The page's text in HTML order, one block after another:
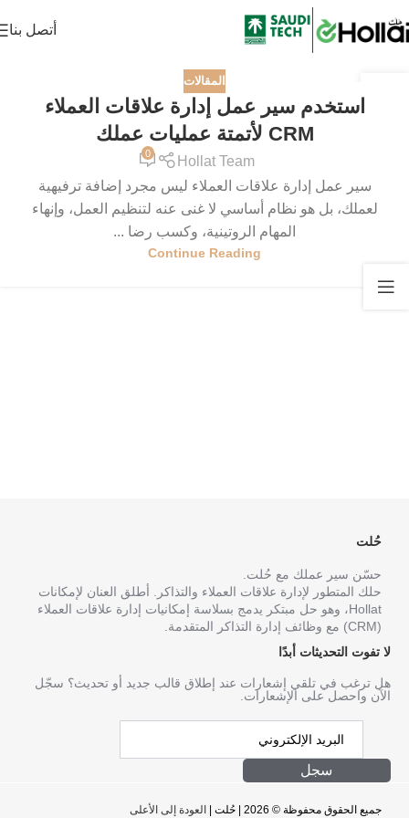
أتصل بنا
المقالات
استخدم سير عمل إدارة علاقات العملاء
CRM لأتمتة عمليات عملك
Hollat Team
0
سير عمل إدارة علاقات العملاء ليس مجرد إضافة ترفيهية
لعملك، بل هو نظام أساسي لا غنى عنه لتنظيم العمل، وإنهاء
المهام الروتينية، وكسب رضا ...
Continue Reading
حُلت
حسّن سير عملك مع حُلت.
حلك المتطور لإدارة علاقات العملاء والتذاكر. أطلق العنان لإمكانات
Hollat، وهو حل مبتكر يدمج بسلاسة إمكانيات إدارة علاقات العملاء
(CRM) مع وظائف إدارة التذاكر المتقدمة.
هل ترغب في تلقي إشعارات عند إطلاق قالب جديد أو تحديث؟ سجّل
الآن واحصل على الإشعارات.
لا تفوت التحديثات أبدًا
سجل
جميع الحقوق محفوظة © 2026 | حُلت | العودة إلى الأعلى